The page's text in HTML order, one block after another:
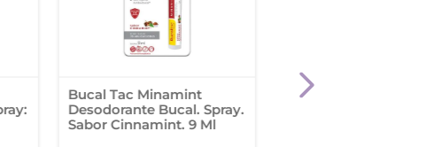
Bucal Tac Minamint
Desodorante Bucal. Spray.
Sabor Cinnamint. 9 Ml
Dentifix Crema